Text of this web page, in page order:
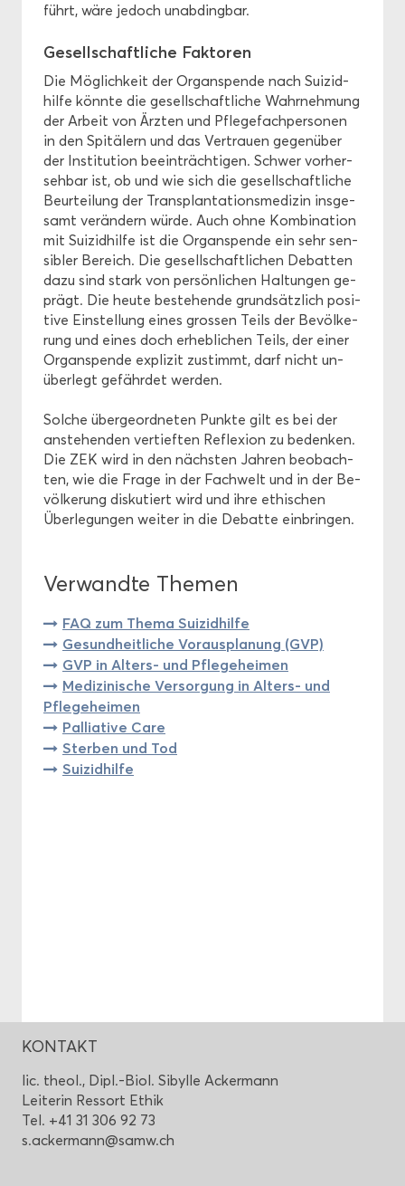
führt, wäre je­doch un­ab­ding­bar.
Ge­sell­schaft­li­che Fak­to­ren
Die Mög­lich­keit der Or­gan­spen­de nach Sui­zid­
hil­fe könn­te die ge­sell­schaft­li­che Wahr­neh­mung
der Ar­beit von Ärz­ten und Pfle­ge­fach­per­so­nen
in den Spi­tä­lern und das Ver­trau­en ge­gen­über
der In­sti­tu­ti­on be­ein­träch­ti­gen. Schwer vor­her­
seh­bar ist, ob und wie sich die ge­sell­schaft­li­che
Be­ur­tei­lung der Trans­plan­ta­ti­ons­me­di­zin ins­ge­
samt ver­än­dern würde. Auch ohne Kom­bi­na­ti­on
mit Sui­zid­hil­fe ist die Or­gan­spen­de ein sehr sen­
si­bler Be­reich. Die ge­sell­schaft­li­chen De­bat­ten
dazu sind stark von per­sön­li­chen Hal­tun­gen ge­
prägt. Die heute be­stehen­de grund­sätz­lich po­si­
ti­ve Ein­stel­lung eines gros­sen Teils der Be­völ­ke­
rung und eines doch er­heb­li­chen Teils, der einer
Or­gan­spen­de ex­pli­zit zu­stimmt, darf nicht un­
über­legt ge­fähr­det wer­den.
Sol­che über­ge­ord­ne­ten Punk­te gilt es bei der
an­ste­hen­den ver­tief­ten Re­fle­xi­on zu be­den­ken.
Die ZEK wird in den nächs­ten Jah­ren be­ob­ach­
ten, wie die Frage in der Fach­welt und in der Be­
völ­ke­rung dis­ku­tiert wird und ihre ethi­schen
Über­le­gun­gen wei­ter in die De­bat­te ein­brin­gen.
Ver­wand­te The­men
FAQ zum Thema Sui­zid­hil­fe
Ge­sund­heit­li­che Vor­aus­pla­nung (GVP)
GVP in Alters-​ und Pfle­ge­hei­men
Me­di­zi­ni­sche Ver­sor­gung in Alters-​ und
Pfle­ge­hei­men
Pal­lia­ti­ve Care
Ster­ben und Tod
Sui­zid­hil­fe
KON­TAKT
lic. theol., Dipl.-Biol. Si­byl­le Acker­mann
Lei­te­rin Res­sort Ethik
Tel. +41 31 306 92 73
s.acker­mann@samw.ch